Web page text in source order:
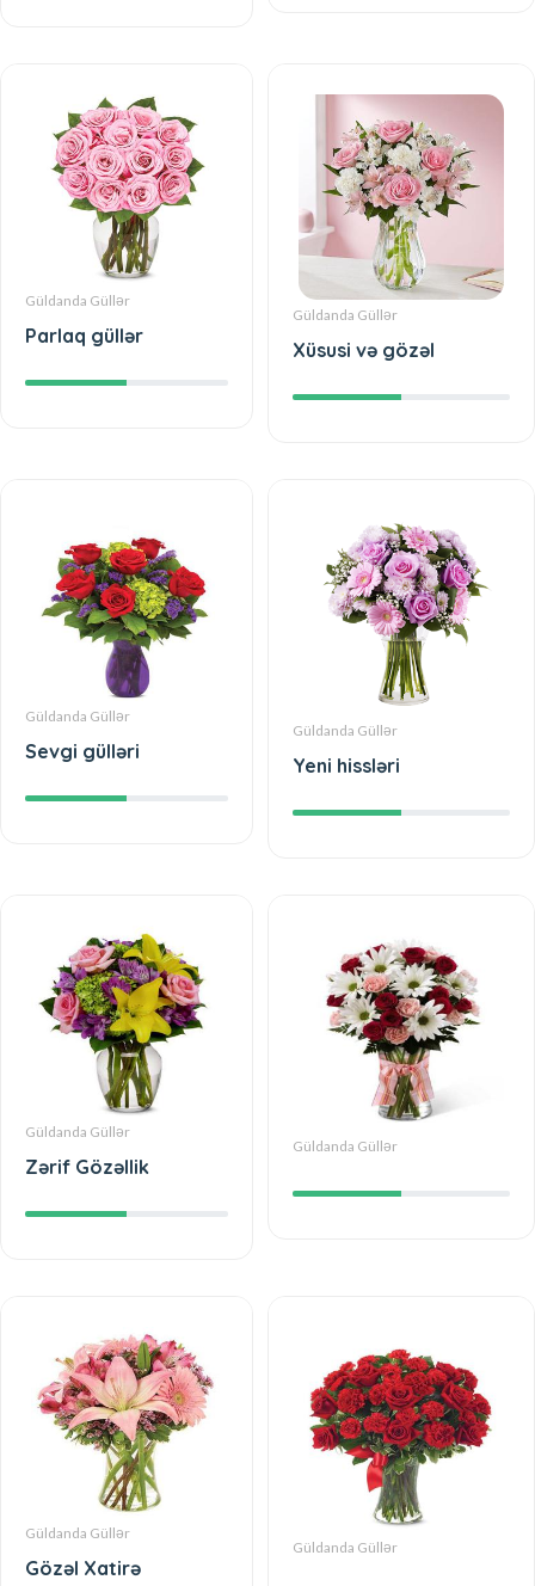
Güldanda Güllər
Parlaq güllər
Güldanda Güllər
Xüsusi və gözəl
Güldanda Güllər
Sevgi gülləri
Güldanda Güllər
Yeni hissləri
Güldanda Güllər
Zərif Gözəllik
Güldanda Güllər
Güldanda Güllər
Gözəl Xatirə
Güldanda Güllər